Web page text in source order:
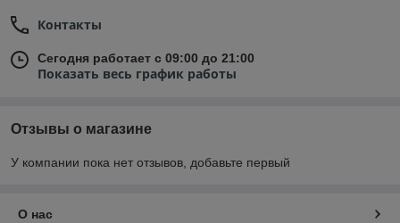
Контакты
Сегодня работает с 09:00 до 21:00
Показать весь график работы
Отзывы о магазине
У компании пока нет отзывов, добавьте первый
О нас